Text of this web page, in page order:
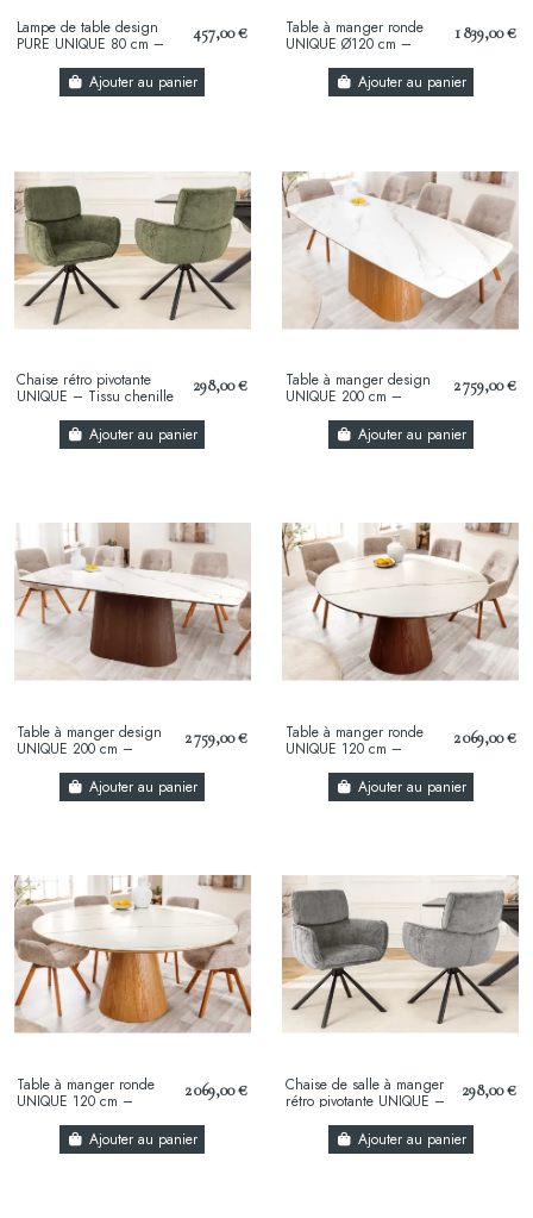
Lampe de table design
PURE UNIQUE 80 cm –
jour en lin beige
457,00 €
Ajouter au panier
Table à manger ronde
UNIQUE Ø120 cm –
noire effet marbre &
1 839,00 €
Ajouter au panier
Chaise rétro pivotante
UNIQUE – Tissu chenille
pieds en métal noir
298,00 €
Ajouter au panier
Table à manger design
UNIQUE 200 cm –
blanc effet marbre &
2 759,00 €
Ajouter au panier
Table à manger design
UNIQUE 200 cm –
effet marbre & pied...
2 759,00 €
Ajouter au panier
Table à manger ronde
UNIQUE 120 cm –
effet marbre & pied...
2 069,00 €
Ajouter au panier
Table à manger ronde
UNIQUE 120 cm –
effet marbre & pied...
2 069,00 €
Ajouter au panier
Chaise de salle à manger
rétro pivotante UNIQUE –
métal noir...
298,00 €
Ajouter au panier